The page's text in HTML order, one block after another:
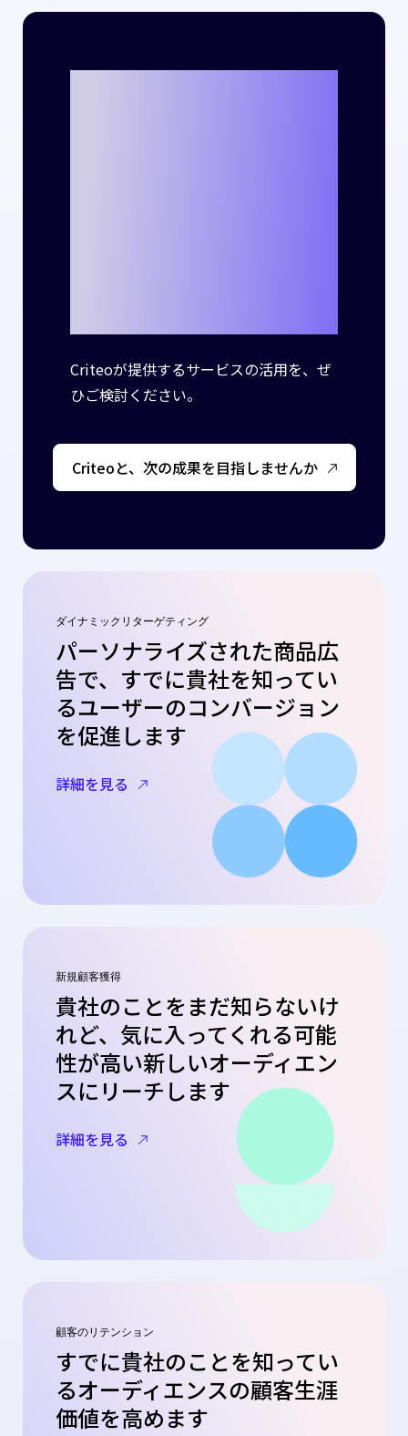
Criteoが提供するサービスの活用を、ぜ
ひご検討ください。
Criteoと、次の成果を目指しませんか
ダイナミックリターゲティング
パーソナライズされた商品広
告で、すでに貴社を知ってい
るユーザーのコンバージョン
を促進します
詳細を見る
新規顧客獲得
貴社のことをまだ知らないけ
れど、気に入ってくれる可能
性が高い新しいオーディエン
スにリーチします
詳細を見る
顧客のリテンション
すでに貴社のことを知ってい
るオーディエンスの顧客生涯
価値を高めます